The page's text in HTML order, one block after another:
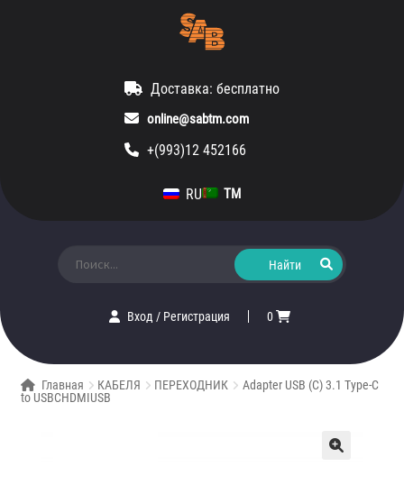
Доставка: бесплатно
online@sabtm.com
+(993)12 452166
RU TM
Вход/ Регистрация 0
Главная КАБЕЛЯ ПЕРЕХОДНИК
Adapter USB (C) 3.1 Type-C
to USBCHDMIUSB